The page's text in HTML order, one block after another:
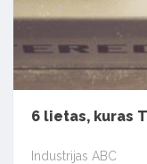
6 lietas, kuras
Industrijas ABC